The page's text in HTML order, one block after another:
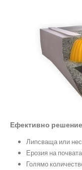
Ефективно
Липсваща или
Ерозия на
Голямо